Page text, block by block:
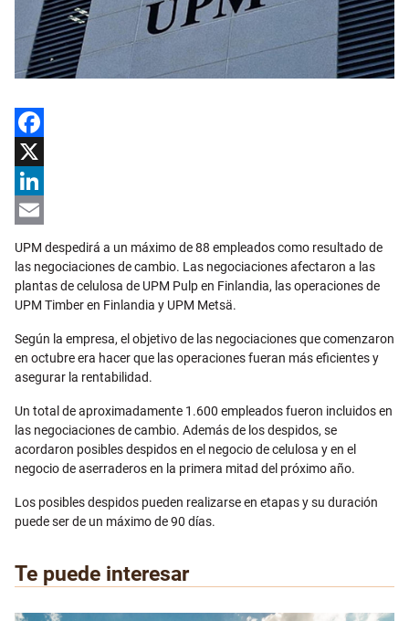
Facebook
X
LinkedIn
Email
UPM despedirá a un máximo de 88 empleados como resultado de
las negociaciones de cambio. Las negociaciones afectaron a las
plantas de celulosa de UPM Pulp en Finlandia, las operaciones de
UPM Timber en Finlandia y UPM Metsä.
Según la empresa, el objetivo de las negociaciones que comenzaron
en octubre era hacer que las operaciones fueran más eficientes y
asegurar la rentabilidad.
Un total de aproximadamente 1.600 empleados fueron incluidos en
las negociaciones de cambio. Además de los despidos, se
acordaron posibles despidos en el negocio de celulosa y en el
negocio de aserraderos en la primera mitad del próximo año.
Los posibles despidos pueden realizarse en etapas y su duración
puede ser de un máximo de 90 días.
Te puede interesar